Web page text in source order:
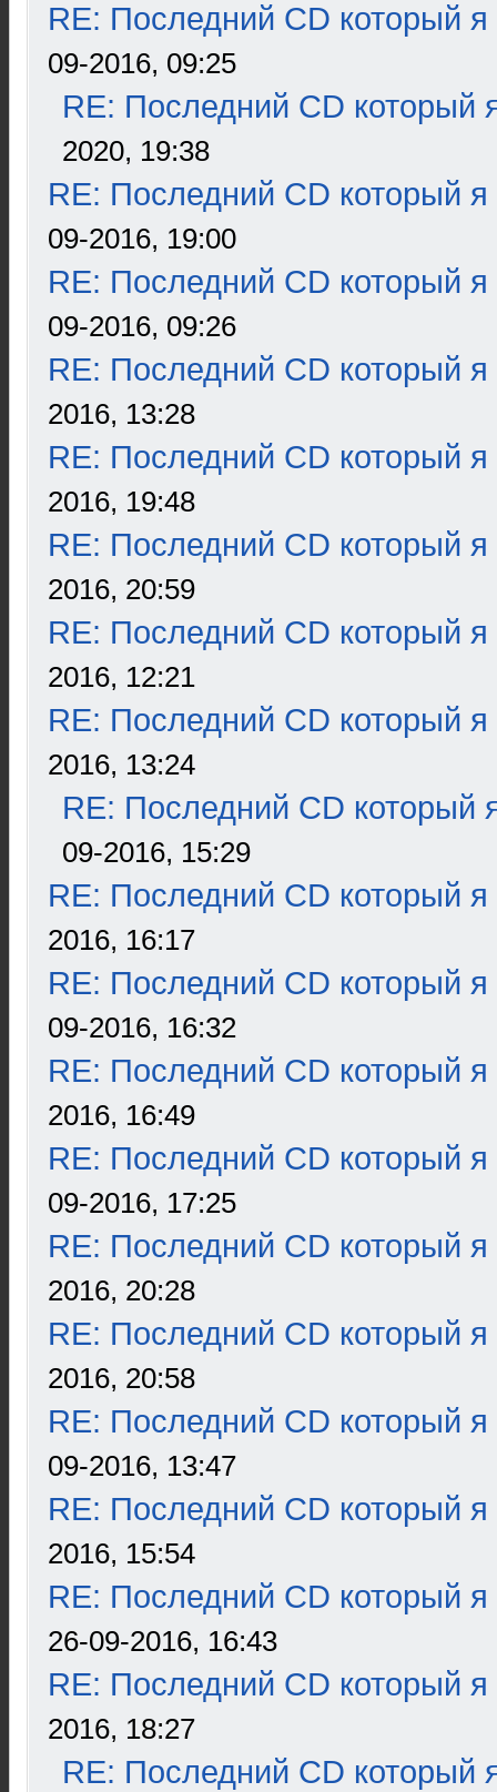
RE: Последний CD который я
09-2016, 09:25
RE: Последний CD который
2020, 19:38
RE: Последний CD который я
09-2016, 19:00
RE: Последний CD который я
09-2016, 09:26
RE: Последний CD который я
2016, 13:28
RE: Последний CD который я
2016, 19:48
RE: Последний CD который я
2016, 20:59
RE: Последний CD который я
2016, 12:21
RE: Последний CD который я
2016, 13:24
RE: Последний CD который
09-2016, 15:29
RE: Последний CD который я
2016, 16:17
RE: Последний CD который я
09-2016, 16:32
RE: Последний CD который я
2016, 16:49
RE: Последний CD который я
09-2016, 17:25
RE: Последний CD который я
2016, 20:28
RE: Последний CD который я
2016, 20:58
RE: Последний CD который я
09-2016, 13:47
RE: Последний CD который я
2016, 15:54
RE: Последний CD который я
26-09-2016, 16:43
RE: Последний CD который я
2016, 18:27
RE: Последний CD который